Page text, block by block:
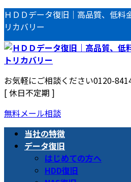
コ
ン
テ
ン
ツ
へ
ス
キ
ッ
プ
ナ
ビ
ゲ
ー
シ
ョ
ン
に
移
動
ＨＤＤデータ復旧｜高品質、低料
リカバリー
お気軽にご相談ください0120-
[ 休日不定期 ]
無料メール相談
当社の特徴
データ復旧
はじめての方へ
HDD復旧